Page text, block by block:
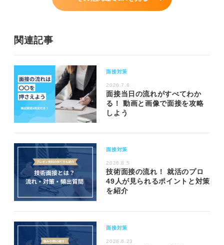
関連記事
面接対策
2026.7.6
面接当日の流れがすべてわか
る！ 動画と画像で面接を攻略
しよう
面接対策
2026.8.5
技術面接の流れ！ 就活のプロ
49人が見られるポイントと対策
を紹介
面接対策
2026.6.23